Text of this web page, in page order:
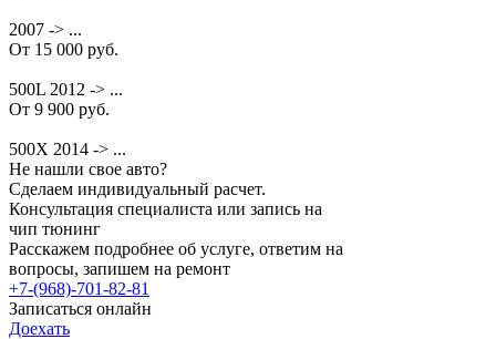
2007 -> ...
От 15 000 руб.
500L 2012 -> ...
От 9 900 руб.
500X 2014 -> ...
Не нашли свое авто?
Сделаем индивидуальный расчет.
Консультация специалиста или запись на
чип тюнинг
Расскажем подробнее об услуге, ответим на
вопросы, запишем на ремонт
+7-(968)-701-82-81
Записаться онлайн
Доехать